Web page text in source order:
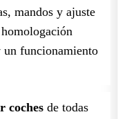
mandos y ajuste
un funcionamiento
coches de todas